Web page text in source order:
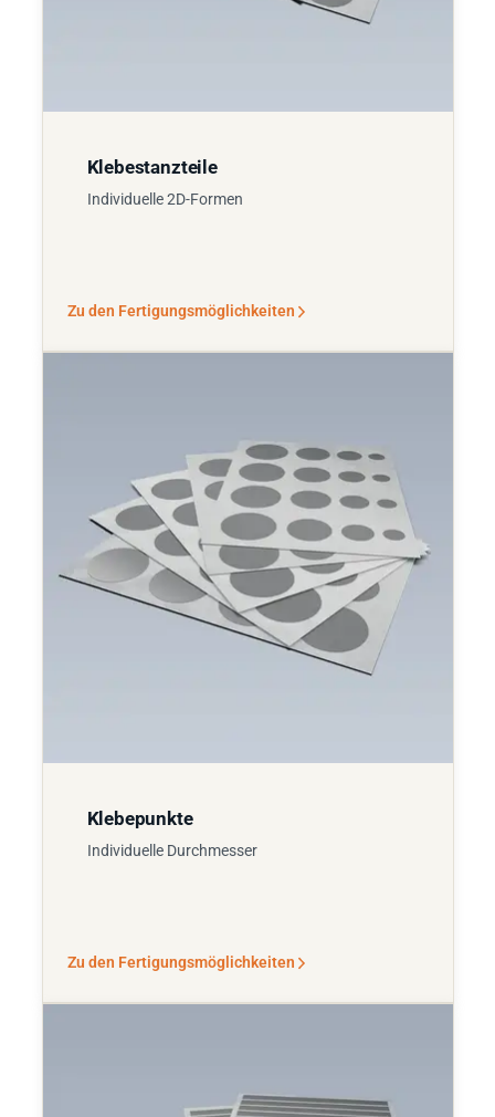
Klebestanzteile
Individuelle 2D-Formen
Zu den Fertigungsmöglichkeiten
Klebepunkte
Individuelle Durchmesser
Zu den Fertigungsmöglichkeiten